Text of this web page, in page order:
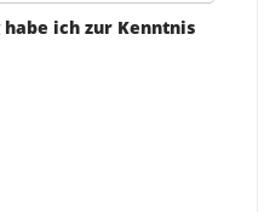
habe ich zur Kenntnis